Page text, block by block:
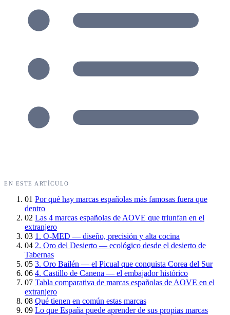
EN ESTE ARTÍCULO
01 Por qué hay marcas españolas más famosas fuera que
dentro
02 Las 4 marcas españolas de AOVE que triunfan en el
extranjero
03 1. O-MED — diseño, precisión y alta cocina
04 2. Oro del Desierto — ecológico desde el desierto de
Tabernas
05 3. Oro Bailén — el Picual que conquista Corea del Sur
06 4. Castillo de Canena — el embajador histórico
07 Tabla comparativa de marcas españolas de AOVE en el
extranjero
08 Qué tienen en común estas marcas
09 Lo que España puede aprender de sus propias marcas